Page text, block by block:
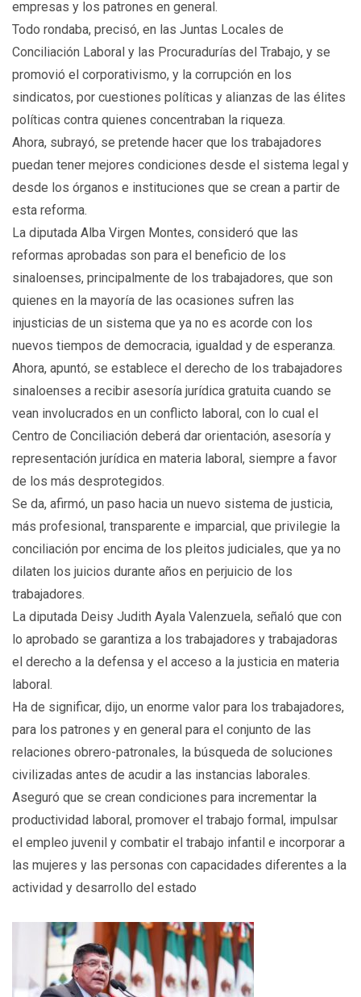
empresas y los patrones en general.
Todo rondaba, precisó, en las Juntas Locales de
Conciliación Laboral y las Procuradurías del Trabajo, y se
promovió el corporativismo, y la corrupción en los
sindicatos, por cuestiones políticas y alianzas de las élites
políticas contra quienes concentraban la riqueza.
Ahora, subrayó, se pretende hacer que los trabajadores
puedan tener mejores condiciones desde el sistema legal y
desde los órganos e instituciones que se crean a partir de
esta reforma.
La diputada Alba Virgen Montes, consideró que las
reformas aprobadas son para el beneficio de los
sinaloenses, principalmente de los trabajadores, que son
quienes en la mayoría de las ocasiones sufren las
injusticias de un sistema que ya no es acorde con los
nuevos tiempos de democracia, igualdad y de esperanza.
Ahora, apuntó, se establece el derecho de los trabajadores
sinaloenses a recibir asesoría jurídica gratuita cuando se
vean involucrados en un conflicto laboral, con lo cual el
Centro de Conciliación deberá dar orientación, asesoría y
representación jurídica en materia laboral, siempre a favor
de los más desprotegidos.
Se da, afirmó, un paso hacia un nuevo sistema de justicia,
más profesional, transparente e imparcial, que privilegie la
conciliación por encima de los pleitos judiciales, que ya no
dilaten los juicios durante años en perjuicio de los
trabajadores.
La diputada Deisy Judith Ayala Valenzuela, señaló que con
lo aprobado se garantiza a los trabajadores y trabajadoras
el derecho a la defensa y el acceso a la justicia en materia
laboral.
Ha de significar, dijo, un enorme valor para los trabajadores,
para los patrones y en general para el conjunto de las
relaciones obrero-patronales, la búsqueda de soluciones
civilizadas antes de acudir a las instancias laborales.
Aseguró que se crean condiciones para incrementar la
productividad laboral, promover el trabajo formal, impulsar
el empleo juvenil y combatir el trabajo infantil e incorporar a
las mujeres y las personas con capacidades diferentes a la
actividad y desarrollo del estado